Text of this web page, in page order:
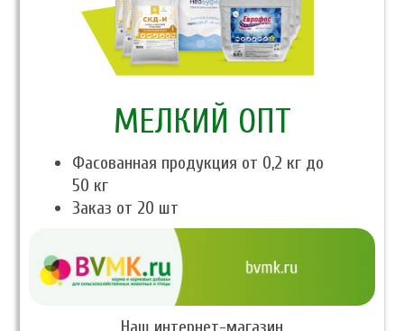
МЕЛКИЙ ОПТ
Фасованная продукция от 0,2 кг до
50 кг
Заказ от 20 шт